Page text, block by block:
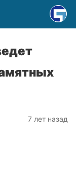
7 лет назад